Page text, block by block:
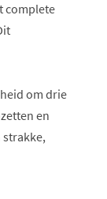
complete
om drie
en
strakke,
scala aan